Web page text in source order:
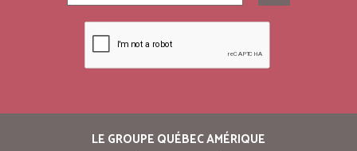
LE GROUPE QUÉBEC AMÉRIQUE